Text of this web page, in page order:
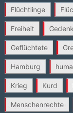
Flüchtlinge
Freiheit
Geflüchtete
Hamburg
Krieg Kurd
Menschenrechte